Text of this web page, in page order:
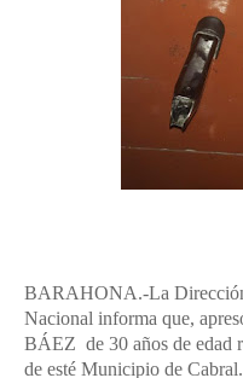
BARAHONA.-La
Nacional informa que,
BÁEZ de 30 años de edad
de esté Municipio de Cabral.